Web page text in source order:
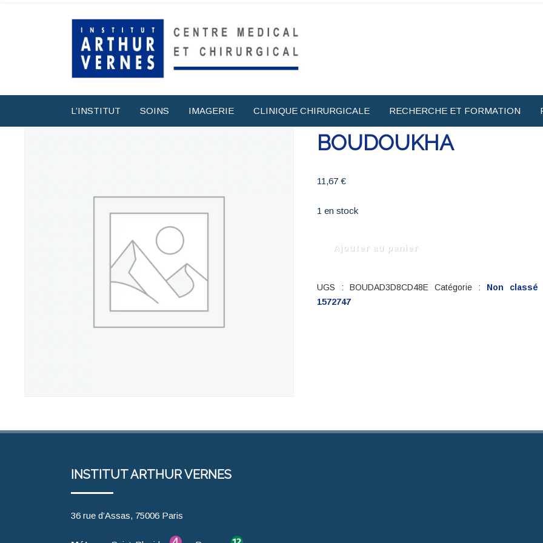
L’INSTITUT SOINS IMAGERIE CLINIQUE CHIRURGICALE RECHERCHE ET FORMATION
BOUDOUKHA
11,67 €
1 en stock
Ajouter au panier
UGS : BOUDAD3D8CD48E Catégorie : Non classé
1572747
INSTITUT ARTHUR VERNES
36 rue d’Assas, 75006 Paris